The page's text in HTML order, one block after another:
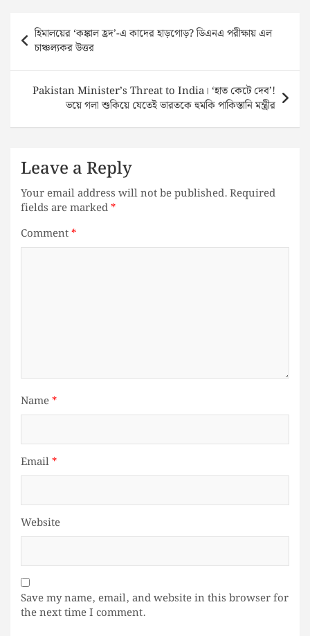
Post
navigation
হিমালয়ের ‘কঙ্কাল হ্রদ’-এ কাদের হাড়গোড়? ডিএনএ পরীক্ষায় এল
চাঞ্চল্যকর উত্তর
Pakistan Minister’s Threat to India। ‘হাত কেটে দেব’!
ভয়ে গলা শুকিয়ে যেতেই ভারতকে হুমকি পাকিস্তানি মন্ত্রীর
Leave a Reply
Your email address will not be published.Required
fields are marked*
Comment*
Name*
Email*
Website
Save my name, email, and website in this browser for
the next time I comment.